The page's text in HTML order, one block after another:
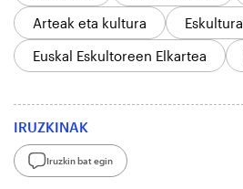
Arteak eta kultura
Eskultura
Euskal Eskultoreen Elkartea
IRUZKINAK
Iruzkin bat egin